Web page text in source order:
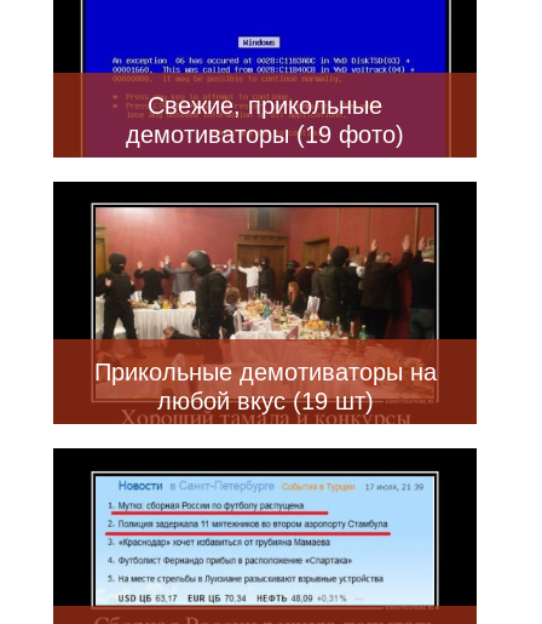
Свежие, прикольные
демотиваторы (19 фото)
Прикольные демотиваторы на
любой вкус (19 шт)